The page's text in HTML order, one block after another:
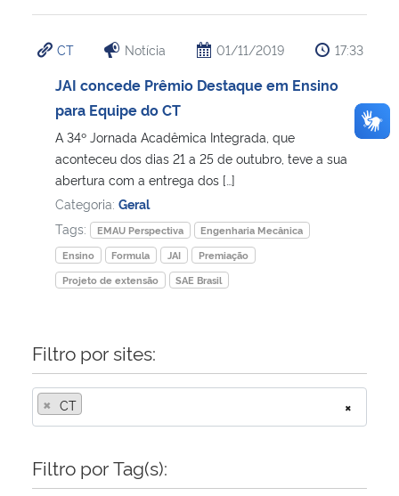
CT Notícia 01/11/2019 17:33
JAI concede Prêmio Destaque em Ensino
para Equipe do CT
A 34º Jornada Acadêmica Integrada, que
aconteceu dos dias 21 a 25 de outubro, teve a sua
abertura com a entrega dos […]
Categoria: Geral
Tags:
EMAU Perspectiva
Engenharia Mecânica
Ensino
Formula JAI
Premiação
Projeto de extensão
SAE Brasil
Filtro por sites:
×
× CT
Filtro por Tag(s):